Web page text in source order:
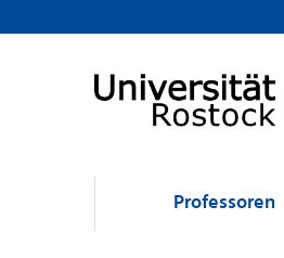
Professoren